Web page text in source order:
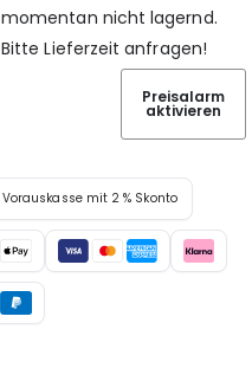
momentan nicht lagernd.
Bitte Lieferzeit anfragen!
Preisalarm
aktivieren
Vorauskasse mit 2 % Skonto